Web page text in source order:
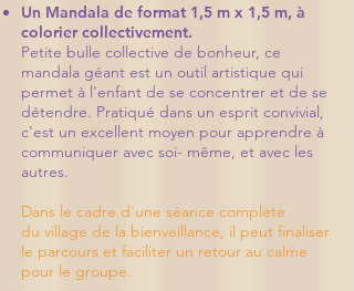
Un Mandala de format 1,5 m x 1,5 m, à
colorier collectivement.
Petite bulle collective de bonheur, ce
mandala géant est un outil artistique qui
permet à l'enfant de se concentrer et de se
détendre. Pratiqué dans un esprit convivial,
c'est un excellent moyen pour apprendre à
communiquer avec soi- même, et avec les
autres.
Dans le cadre d'une séance complète
du village de la bienveillance, il peut finaliser
le parcours et faciliter un retour au calme
pour le groupe.